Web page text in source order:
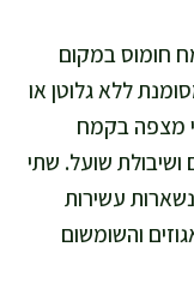
חומוס במקום
ללא גלוטן או
מצפה בקמח
שועל. שתי
נשארות עשירות
והשומשום